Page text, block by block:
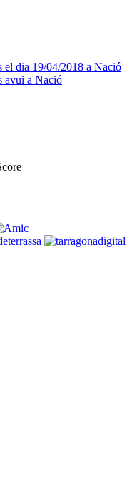
el dia 19/04/2018 a Nació
avui a Nació